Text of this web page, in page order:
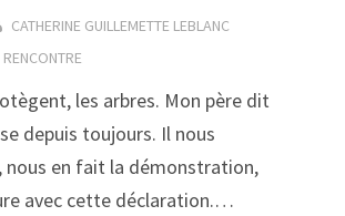
CATHERINE GUILLEMETTE LEBLANC
RENCONTRE
les arbres. Mon père dit
depuis toujours. Il nous
nous en fait la démonstration,
avec cette déclaration.…